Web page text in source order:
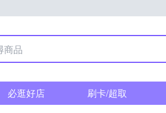
必逛好店 刷卡/超取